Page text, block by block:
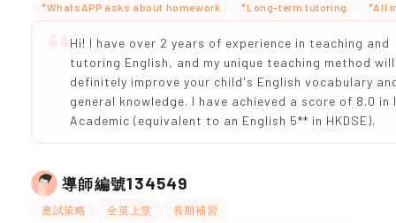
*WhatsAPP asks about homework *Long-term tutoring *All
Hi! I have over 2 years of experience in teaching and
tutoring English, and my unique teaching method will
definitely improve your child's English vocabulary
general knowledge. I have achieved a score of 8.0 in
Academic (equivalent to an English 5** in HKDSE).
導師編號134549
應試策略 全英上堂 長期補習